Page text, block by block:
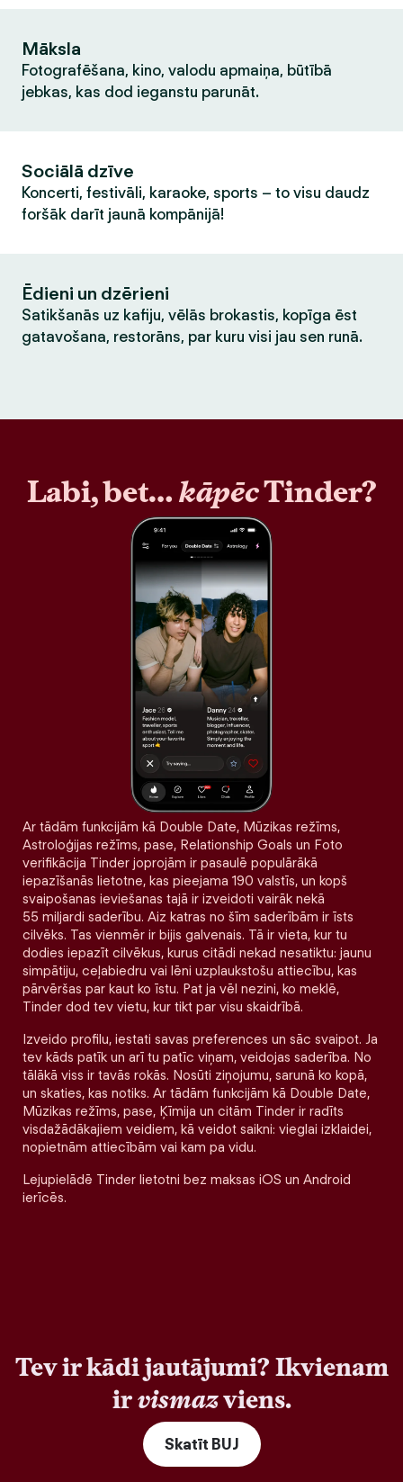
Māksla
Fotografēšana, kino, valodu apmaiņa, būtībā
jebkas, kas dod ieganstu parunāt.
Sociālā dzīve
Koncerti, festivāli, karaoke, sports – to visu daudz
foršāk darīt jaunā kompānijā!
Ēdieni un dzērieni
Satikšanās uz kafiju, vēlās brokastis, kopīga ēst
gatavošana, restorāns, par kuru visi jau sen runā.
Labi, bet…kāpēcTinder?
Ar tādām funkcijām kā Double Date, Mūzikas režīms,
Astroloģijas režīms, pase, Relationship Goals un Foto
verifikācija Tinder joprojām ir pasaulē populārākā
iepazīšanās lietotne, kas pieejama 190 valstīs, un kopš
svaipošanas ieviešanas tajā ir izveidoti vairāk nekā
55 miljardi saderību. Aiz katras no šīm saderībām ir īsts
cilvēks. Tas vienmēr ir bijis galvenais. Tā ir vieta, kur tu
dodies iepazīt cilvēkus, kurus citādi nekad nesatiktu: jaunu
simpātiju, ceļabiedru vai lēni uzplaukstošu attiecību, kas
pārvēršas par kaut ko īstu. Pat ja vēl nezini, ko meklē,
Tinder dod tev vietu, kur tikt par visu skaidrībā.
Izveido profilu, iestati savas preferences un sāc svaipot. Ja
tev kāds patīk un arī tu patīc viņam, veidojas saderība. No
tālākā viss ir tavās rokās. Nosūti ziņojumu, sarunā ko kopā,
un skaties, kas notiks. Ar tādām funkcijām kā Double Date,
Mūzikas režīms, pase, Ķīmija un citām Tinder ir radīts
visdažādākajiem veidiem, kā veidot saikni: vieglai izklaidei,
nopietnām attiecībām vai kam pa vidu.
Lejupielādē Tinder lietotni bez maksas iOS un Android
ierīcēs.
Tev ir kādi jautājumi? Ikvienam
irvismazviens.
Skatīt BUJ